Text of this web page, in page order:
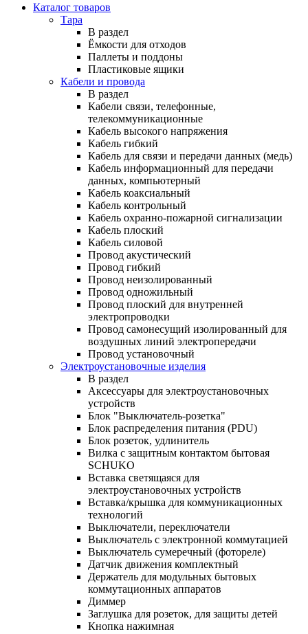
Каталог товаров
Тара
В раздел
Ёмкости для отходов
Паллеты и поддоны
Пластиковые ящики
Кабели и провода
В раздел
Кабели связи, телефонные,
телекоммуникационные
Кабель высокого напряжения
Кабель гибкий
Кабель для связи и передачи данных (медь)
Кабель информационный для передачи
данных, компьютерный
Кабель коаксиальный
Кабель контрольный
Кабель охранно-пожарной сигнализации
Кабель плоский
Кабель силовой
Провод акустический
Провод гибкий
Провод неизолированный
Провод одножильный
Провод плоский для внутренней
электропроводки
Провод самонесущий изолированный для
воздушных линий электропередачи
Провод установочный
Электроустановочные изделия
В раздел
Аксессуары для электроустановочных
устройств
Блок "Выключатель-розетка"
Блок распределения питания (PDU)
Блок розеток, удлинитель
Вилка с защитным контактом бытовая
SCHUKO
Вставка светящаяся для
электроустановочных устройств
Вставка/крышка для коммуникационных
технологий
Выключатели, переключатели
Выключатель с электронной коммутацией
Выключатель сумеречный (фотореле)
Датчик движения комплектный
Держатель для модульных бытовых
коммутационных аппаратов
Диммер
Заглушка для розеток, для защиты детей
Кнопка нажимная